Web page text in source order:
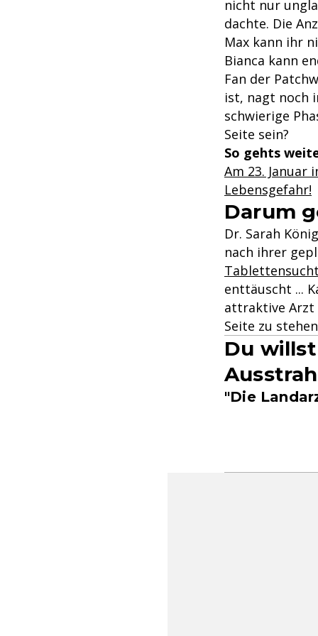
nicht nur
dachte. Die
Max kann ihr
Bianca kann
Fan der
ist, nagt noch
schwierige
Seite sein?
So gehts
Am 23. Januar
Lebensgefahr!
Darum
Dr. Sarah
nach ihrer
enttäuscht ...
attraktive Arzt
Seite zu
Du
"Die